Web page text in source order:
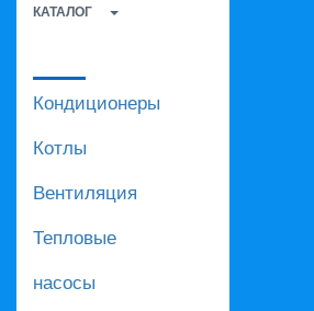
КАТАЛОГ
Кондиционеры
Котлы
Вентиляция
Тепловые
насосы